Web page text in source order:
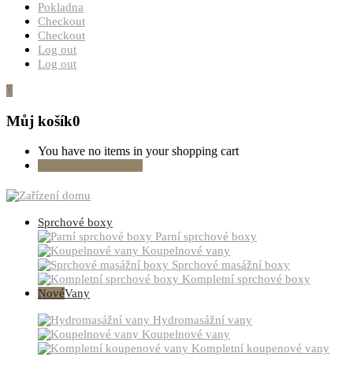
Pokladna
Checkout
Checkout
Log out
Log out
0
Můj košík0
You have no items in your shopping cart
Sprchové boxy
Parní sprchové boxy
Koupelnové vany
Sprchové masážní boxy
Kompletní sprchové boxy
NovéVany
Hydromasážní vany
Koupelnové vany
Kompletní koupenové vany